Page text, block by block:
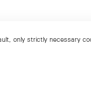
only strictly necessary